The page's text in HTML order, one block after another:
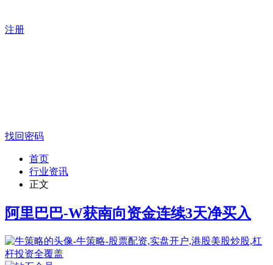
注册
找回密码
首页
行业资讯
正文
阿里巴巴-W获南向资金连续3天净买入